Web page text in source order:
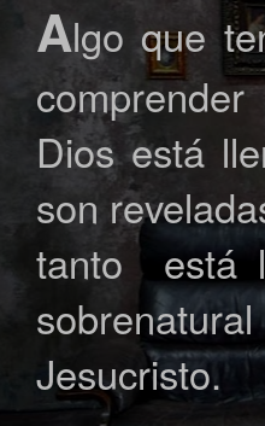
Algo que
Dios está
son
tanto está
Jesucristo.